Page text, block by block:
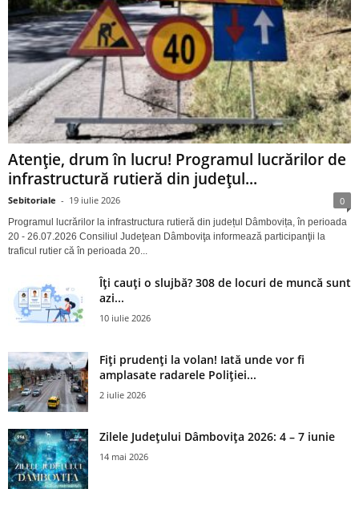
Atenție, drum în lucru! Programul lucrărilor de
infrastructură rutieră din județul...
Sebitoriale - 19 iulie 2026 0
Programul lucrărilor la infrastructura rutieră din județul Dâmbovița, în perioada
20 - 26.07.2026 Consiliul Judeţean Dâmboviţa informează participanţii la
traficul rutier că în perioada 20...
Îți cauți o slujbă? 308 de locuri de muncă sunt
azi...
10 iulie 2026
Fiți prudenți la volan! Iată unde vor fi
amplasate radarele Poliției...
2 iulie 2026
Zilele Județului Dâmbovița 2026: 4 – 7 iunie
14 mai 2026